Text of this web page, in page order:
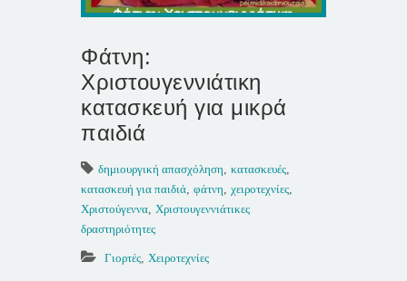
Φάτνη:
Χριστουγεννιάτικη
κατασκευή για μικρά
παιδιά
δημιουργική απασχόληση, κατασκευές,
κατασκευή για παιδιά, φάτνη, χειροτεχνίες,
Χριστούγεννα, Χριστουγεννιάτικες
δραστηριότητες
Γιορτές, Χειροτεχνίες